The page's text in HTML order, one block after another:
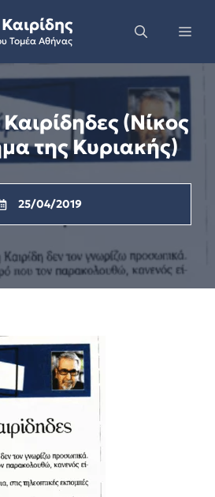
Τομέα Αθήνας
(Νίκος
της Κυριακής)
25/04/2019